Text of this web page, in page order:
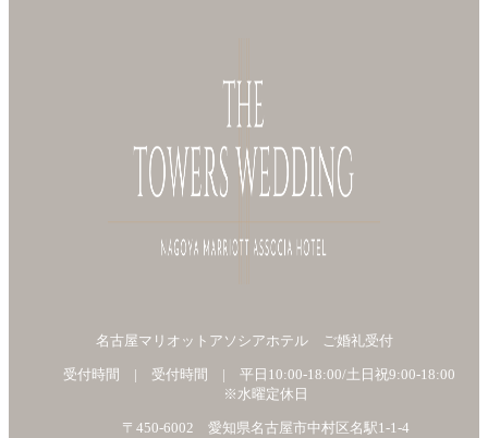
名古屋マリオットアソシアホテル ご婚礼受付
受付時間 | 受付時間 | 平日10:00-18:00/土日祝9:00-18:00
※水曜定休日
〒450-6002 愛知県名古屋市中村区名駅1-1-4